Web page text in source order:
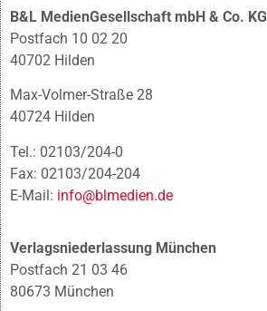
B&L MedienGesellschaft mbH & Co. KG
Postfach 10 02 20
40702 Hilden
Max-Volmer-Straße 28
40724 Hilden
Tel.: 02103/204-0
Fax: 02103/204-204
E-Mail: info@blmedien.de
Verlagsniederlassung München
Postfach 21 03 46
80673 München